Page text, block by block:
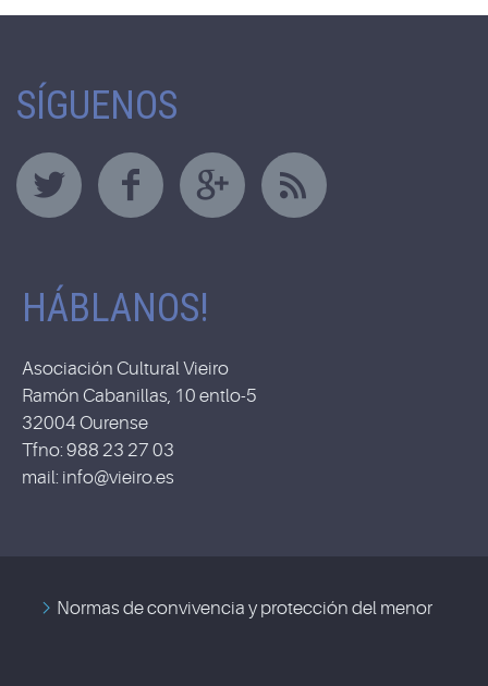
SÍGUENOS
HÁBLANOS!
Asociación Cultural Vieiro
Ramón Cabanillas, 10 entlo-5
32004 Ourense
Tfno: 988 23 27 03
mail: info@vieiro.es
Normas de convivencia y protección del menor